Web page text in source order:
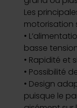
Les
motorisation
•
basse
• Rapidité et
• Possibilité
• Design
puisque le